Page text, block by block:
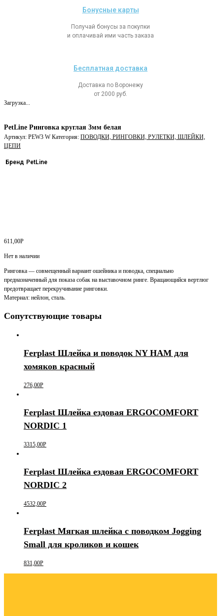
Бонусные карты
Получай бонусы за покупки
и оплачивай ими часть заказа
Бесплатная доставка
Доставка по Воронежу
от 2000 руб.
Загрузка...
PetLine Ринговка круглая 3мм белая
Артикул: PEW3 W Категория: ПОВОДКИ, РИНГОВКИ, РУЛЕТКИ, ШЛЕЙКИ,
ЦЕПИ
Бренд PetLine
611,00Р
Нет в наличии
Ринговка — совмещенный вариант ошейника и поводка, специально
предназначенный для показа собак на выставочном ринге. Вращающийся вертлюг
предотвращает перекручивание ринговки.
Материал: нейлон, сталь.
Сопутствующие товары
Ferplast Шлейка и поводок NY HAM для
хомяков красный
276,00Р
Ferplast Шлейка ездовая ERGOCOMFORT
NORDIC 1
3315,00Р
Ferplast Шлейка ездовая ERGOCOMFORT
NORDIC 2
4532,00Р
Ferplast Мягкая шлейка с поводком Jogging
Small для кроликов и кошек
831,00Р